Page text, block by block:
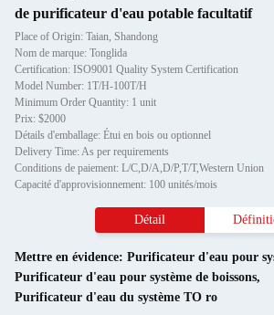
de purificateur d'eau potable facultatif
Place of Origin: Taian, Shandong
Nom de marque: Tonglida
Certification: ISO9001 Quality System Certification
Model Number: 1T/H-100T/H
Minimum Order Quantity: 1 unit
Prix: $2000
Détails d'emballage: Étui en bois ou optionnel
Delivery Time: As per requirements
Conditions de paiement: L/C,D/A,D/P,T/T,Western Union
Capacité d'approvisionnement: 100 unités/mois
Détail
Mettre en évidence: Purificateur d'eau pour
Purificateur d'eau pour système de boissons,
Purificateur d'eau du système TO ro